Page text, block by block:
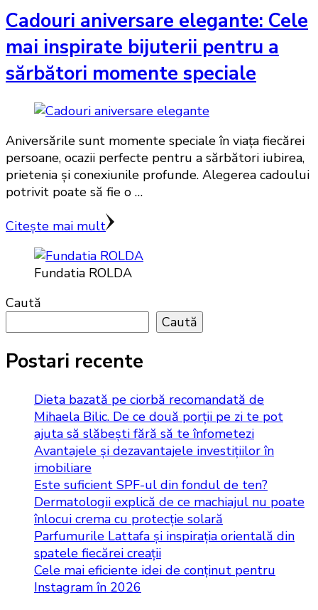
Cadouri aniversare elegante: Cele
mai inspirate bijuterii pentru a
sărbători momente speciale
Aniversările sunt momente speciale în viața fiecărei
persoane, ocazii perfecte pentru a sărbători iubirea,
prietenia și conexiunile profunde. Alegerea cadoului
potrivit poate să fie o …
Citește mai mult
Fundatia ROLDA
Caută
Caută
Postari recente
Dieta bazată pe ciorbă recomandată de
Mihaela Bilic. De ce două porții pe zi te pot
ajuta să slăbești fără să te înfometezi
Avantajele și dezavantajele investițiilor în
imobiliare
Este suficient SPF-ul din fondul de ten?
Dermatologii explică de ce machiajul nu poate
înlocui crema cu protecție solară
Parfumurile Lattafa și inspirația orientală din
spatele fiecărei creații
Cele mai eficiente idei de conținut pentru
Instagram în 2026